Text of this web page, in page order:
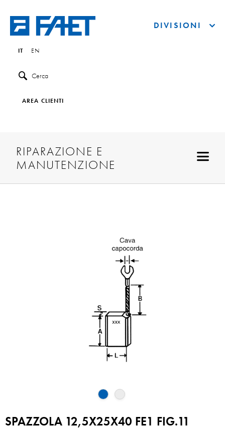
IT EN
Cerca
AREA CLIENTI
DIVISIONI
RIPARAZIONE E
MANUTENZIONE
SPAZZOLA 12,5X25X40 FE1 FIG.11